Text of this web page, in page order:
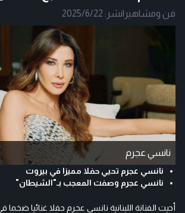
فن ومشاهير |نشر: 2025/6/22
نانسي عجرم
نانسي عجرم تحيي حفلا مميزا في بيروت
نانسي عجرم وصفت المعجب بـ"الشيطان"
أحيت الفنانة اللبنانية نانسي عجرم حفلا غنائيا